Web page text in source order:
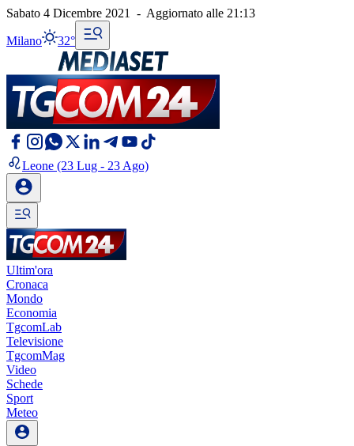
Sabato 4 Dicembre 2021 - Aggiornato alle 21:13
Milano 32°
Leone (23 Lug - 23 Ago)
Ultim'ora
Cronaca
Mondo
Economia
TgcomLab
Televisione
TgcomMag
Video
Schede
Sport
Meteo